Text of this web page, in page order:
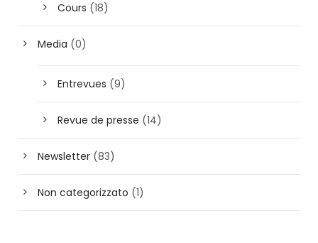
Cours (18)
Media (0)
Entrevues (9)
Revue de presse (14)
Newsletter (83)
Non categorizzato (1)